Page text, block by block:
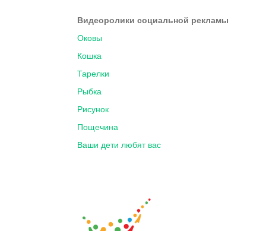
Видеоролики социальной рекламы
Оковы
Кошка
Тарелки
Рыбка
Рисунок
Пощечина
Ваши дети любят вас